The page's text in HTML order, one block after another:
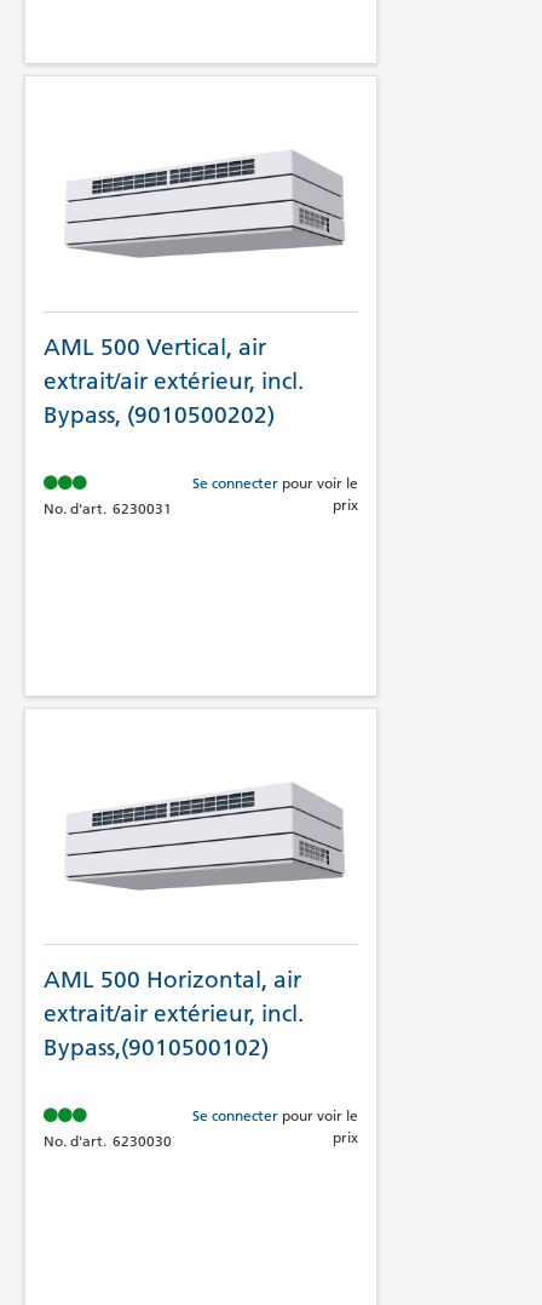
AML 500 Vertical, air
extrait/air extérieur, incl.
Bypass, (9010500202)
Se connecter pour voir le
prix
No. d'art. 6230031
AML 500 Horizontal, air
extrait/air extérieur, incl.
Bypass,(9010500102)
Se connecter pour voir le
prix
No. d'art. 6230030